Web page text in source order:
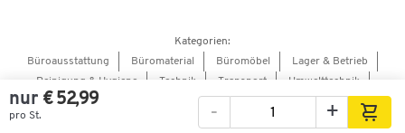
nur € 52,99
pro St. - +
360°-Ansicht
Kategorien:
Büroausstattung
Büromaterial Büromöbel
Lager & Betrieb
Reinigung & Hygiene
Technik Transport
Umwelttechnik
Verpacken & Versenden